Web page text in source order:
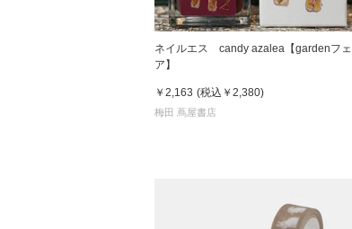
ネイルエス candy azalea【gardenフェ
ア】
￥2,163 (税込 ￥2,380)
梅田 蔦屋書店